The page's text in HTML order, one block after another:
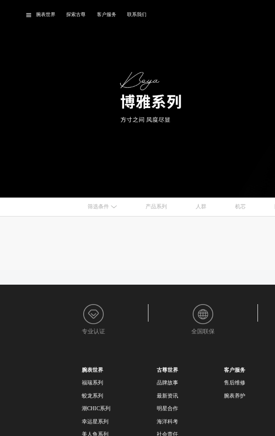
腕表世界 探索古尊
品牌故事
客户服务 联系我们
筛选条件 产品系列 人群 机芯
专业认证 全国联保
腕表世界
福瑞系列
蛟龙系列
潮CHIC系列
幸运星系列
美人鱼系列
古尊世界
品牌故事
最新资讯
明星合作
海洋科考
社会责任
客户服务
售后维修
腕表养护